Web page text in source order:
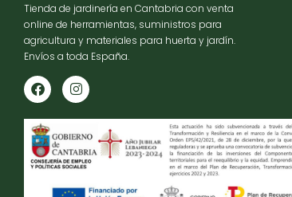
Tienda de jardinería en Cantabria con venta
online de herramientas, suministros para
agricultura y materiales para huerta y jardín.
Envíos a toda España.